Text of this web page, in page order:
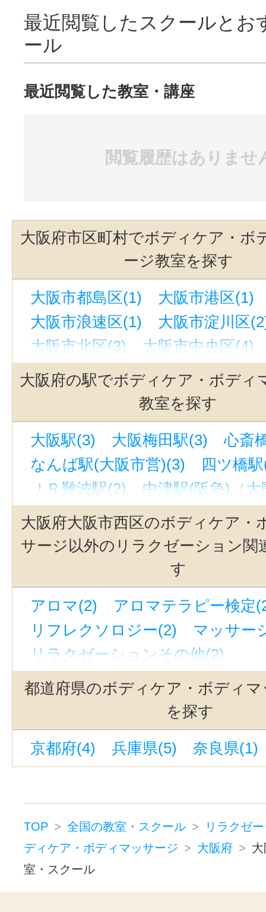
最近閲覧したスクールとお
ール
最近閲覧した教室・講座
閲覧履歴はありませ
大阪府市区町村でボディケア・ボ
ージ教室を探す
大阪市都島区(1)
大阪市港区(1)
大阪市浪速区(1)
大阪市淀川区
大阪市北区(3)
大阪市中央区(4)
堺市東区(1)
堺市北区(1) 寝屋
大阪府の駅でボディケア・ボディ
教室を探す
大阪駅(3) 大阪梅田駅(3)
心斎
なんば駅(大阪市営)(3)
四ツ橋
ＪＲ難波駅(2)
中津駅(阪急)（大
西大橋駅(2)
大阪難波駅(2)
長
梅田駅(1)
大阪城北詰駅(1)
新
中百舌鳥駅(南海)(泉北)(1)
中崎町駅(1)
北野田駅(1)
弁天
南方駅(大阪)(1)
なかもず駅(大
塚本駅(1)
本町駅(1)
狭山駅(1)
九条駅(大阪)(1)
西中島南方駅(1)
北浜駅(大阪)(1)
朝潮橋駅(1)
淀屋橋駅(1)
京橋駅(大阪)(1)
西長堀駅(1)
大阪府大阪市西区のボディケア・
サージ以外のリラクゼーション関
す
アロマ(2)
アロマテラピー検定
リフレクソロジー(2)
マッサー
リラクゼーションその他(2)
都道府県のボディケア・ボディ
を探す
京都府(4) 兵庫県(5) 奈良県(1)
TOP 全国の教室・スクール
リラクゼ
ディケア・ボディマッサージ
大阪府
室・スクール